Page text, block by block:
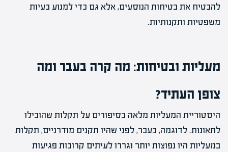
להבטיח את בטיחות הנוסעים, אלא גם כדי למנוע בעיות
משפטיות ותקנותיות.
מעליות ובטיחות: מה קרה בעבר ומה
צופן העתיד?
היסטוריית המעליות מלאה בסיפורים על תקלות שהובילו
לתאונות. לדוגמה, בעבר, לפני שהיו תקנים מודרניים, תקלות
במעליות היו נפוצות יותר וגררו לעיתים קרובות פגיעות